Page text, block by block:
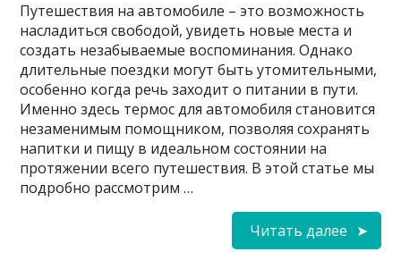
Путешествия на автомобиле – это возможность
насладиться свободой, увидеть новые места и
создать незабываемые воспоминания. Однако
длительные поездки могут быть утомительными,
особенно когда речь заходит о питании в пути.
Именно здесь термос для автомобиля становится
незаменимым помощником, позволяя сохранять
напитки и пищу в идеальном состоянии на
протяжении всего путешествия. В этой статье мы
подробно рассмотрим …
Читать далее